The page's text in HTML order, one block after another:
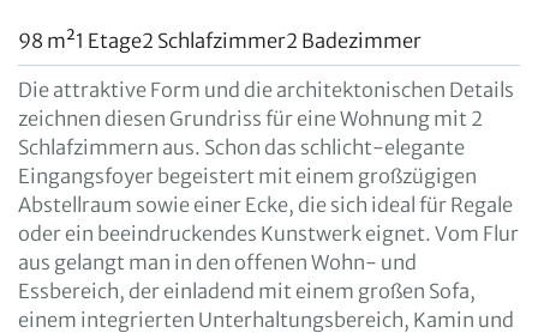
98 m²1 Etage2 Schlafzimmer2 Badezimmer
Die attraktive Form und die architektonischen Details
zeichnen diesen Grundriss für eine Wohnung mit 2
Schlafzimmern aus. Schon das schlicht-elegante
Eingangsfoyer begeistert mit einem großzügigen
Abstellraum sowie einer Ecke, die sich ideal für Regale
oder ein beeindruckendes Kunstwerk eignet. Vom Flur
aus gelangt man in den offenen Wohn- und
Essbereich, der einladend mit einem großen Sofa,
einem integrierten Unterhaltungsbereich, Kamin und